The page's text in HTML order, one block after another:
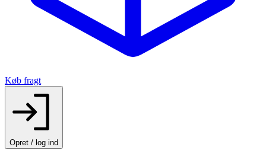
Køb fragt
Opret / log ind